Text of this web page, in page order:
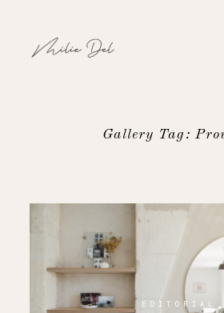
Gallery Tag:
EDITORIAL